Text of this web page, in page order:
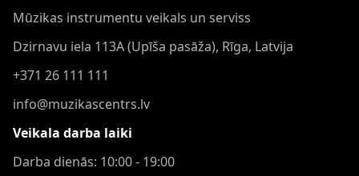
Mūzikas instrumentu veikals un serviss
Dzirnavu iela 113A (Upīša pasāža), Rīga, Latvija
+371 26 111 111
info@muzikascentrs.lv
Veikala darba laiki
Darba dienās: 10:00 - 19:00